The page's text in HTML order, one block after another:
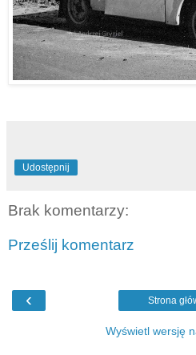
Udostępnij
Brak komentarzy:
Prześlij komentarz
‹ Strona
Wyświetl wersję